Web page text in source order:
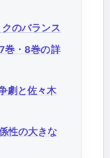
のバランス
巻・8巻の詳
劇と佐々木
性の大きな